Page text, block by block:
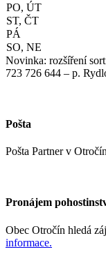
PO, ÚT
ST, ČT
PÁ
SO, NE
Novinka: rozšíření
723 726 644 – p.
Pošta
Pošta Partner v
Pronájem
Obec Otročín hledá
informace.